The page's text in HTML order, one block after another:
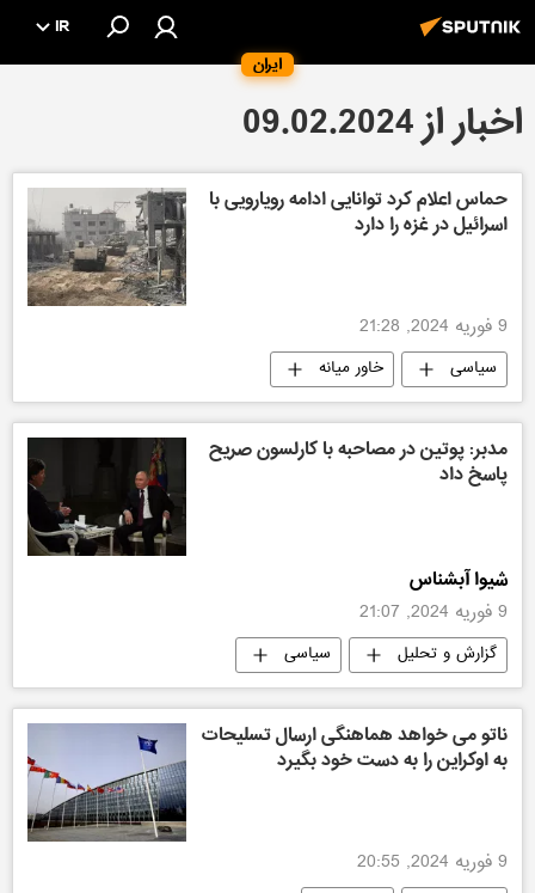
ایران
IR
اخبار از 09.02.2024
حماس اعلام کرد توانایی ادامه رویارویی با
اسرائیل در غزه را دارد
9 فوریه 2024, 21:28
سیاسی خاور میانه
مدبر: پوتین در مصاحبه با کارلسون صریح
پاسخ داد
شیوا آبشناس
9 فوریه 2024, 21:07
گزارش و تحلیل سیاسی
ناتو می خواهد هماهنگی ارسال تسلیحات
به اوکراین را به دست خود بگیرد
9 فوریه 2024, 20:55